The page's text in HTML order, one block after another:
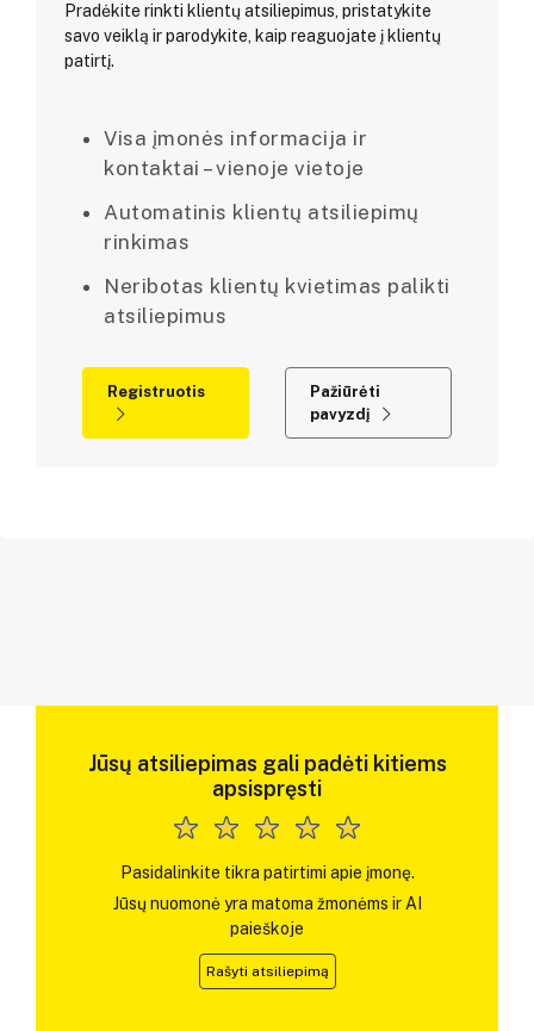
Pradėkite rinkti klientų atsiliepimus, pristatykite
savo veiklą ir parodykite, kaip reaguojate į klientų
patirtį.
Visa įmonės informacija ir
kontaktai – vienoje vietoje
Automatinis klientų atsiliepimų
rinkimas
Neribotas klientų kvietimas palikti
atsiliepimus
Registruotis
Pažiūrėti
pavyzdį
Jūsų atsiliepimas gali padėti kitiems
apsispręsti
Pasidalinkite tikra patirtimi apie įmonę.
Jūsų nuomonė yra matoma žmonėms ir AI
paieškoje
Rašyti atsiliepimą